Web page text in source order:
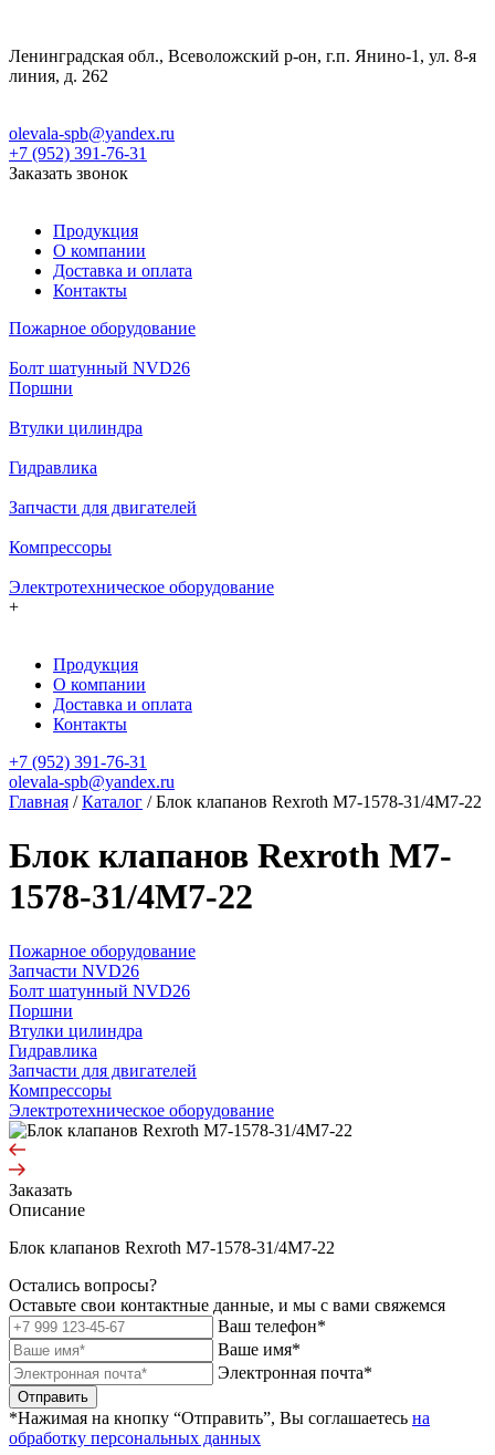
Ленинградская обл., Всеволожский р-он, г.п. Янино-1, ул. 8-я
линия, д. 262
olevala-spb@yandex.ru
+7 (952) 391-76-31
Заказать звонок
Продукция
О компании
Доставка и оплата
Контакты
Пожарное оборудование
Болт шатунный NVD26
Поршни
Втулки цилиндра
Гидравлика
Запчасти для двигателей
Компрессоры
Электротехническое оборудование
+
Продукция
О компании
Доставка и оплата
Контакты
+7 (952) 391-76-31
olevala-spb@yandex.ru
Главная /Каталог /Блок клапанов Rexroth M7-1578-31/4M7-22
Блок клапанов Rexroth M7-
1578-31/4M7-22
Пожарное оборудование
Запчасти NVD26
Болт шатунный NVD26
Поршни
Втулки цилиндра
Гидравлика
Запчасти для двигателей
Компрессоры
Электротехническое оборудование
Заказать
Описание
Блок клапанов Rexroth M7-1578-31/4M7-22
Остались вопросы?
Оставьте свои контактные данные, и мы с вами свяжемся
Ваш телефон*
Ваше имя*
Электронная почта*
Отправить
*Нажимая на кнопку “Отправить”, Вы соглашаетесь на
обработку персональных данных